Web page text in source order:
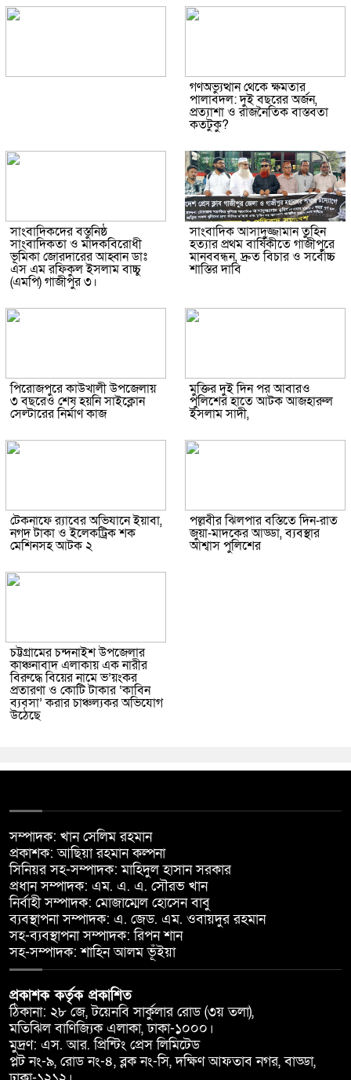
গণঅভ্যুত্থান থেকে ক্ষমতার
পালাবদল: দুই বছরের অর্জন,
প্রত্যাশা ও রাজনৈতিক বাস্তবতা
কতটুকু?
সাংবাদিকদের বস্তুনিষ্ঠ
সাংবাদিকতা ও মাদকবিরোধী
ভূমিকা জোরদারের আহ্বান ডাঃ
এস এম রফিকুল ইসলাম বাচ্চু
(এমপি) গাজীপুর ৩।
সাংবাদিক আসাদুজ্জামান তুহিন
হত্যার প্রথম বার্ষিকীতে গাজীপুরে
মানববন্ধন, দ্রুত বিচার ও সর্বোচ্চ
শাস্তির দাবি
পিরোজপুরে কাউখালী উপজেলায়
৩ বছরেও শেষ হয়নি সাইক্লোন
সেল্টারের নির্মাণ কাজ
মুক্তির দুই দিন পর আবারও
পুলিশের হাতে আটক আজহারুল
ইসলাম সাদী,
টেকনাফে র‌্যাবের অভিযানে ইয়াবা,
নগদ টাকা ও ইলেকট্রিক শক
মেশিনসহ আটক ২
পল্লবীর ঝিলপার বস্তিতে দিন-রাত
জুয়া-মাদকের আড্ডা, ব্যবস্থার
আশ্বাস পুলিশের
চট্টগ্রামের চন্দনাইশ উপজেলার
কাঞ্চনাবাদ এলাকায় এক নারীর
বিরুদ্ধে বিয়ের নামে ভ’য়ংকর
প্রতারণা ও কোটি টাকার ‘কাবিন
ব্যবসা’ করার চাঞ্চল্যকর অভিযোগ
উঠেছে
সম্পাদক: খান সেলিম রহমান
প্রকাশক: আছিয়া রহমান কল্পনা
সিনিয়র সহ-সম্পাদক: মাহিদুল হাসান সরকার
প্রধান সম্পাদক: এম. এ. এ. সৌরভ খান
নির্বাহী সম্পাদক: মোজাম্মেল হোসেন বাবু
ব্যবস্থাপনা সম্পাদক: এ. জেড. এম. ওবায়দুর রহমান
সহ-ব্যবস্থাপনা সম্পাদক: রিপন শান
সহ-সম্পাদক: শাহিন আলম ভূঁইয়া
প্রকাশক কর্তৃক প্রকাশিত
ঠিকানা: ২৮ জে, টয়েনবি সার্কুলার রোড (৩য় তলা),
মতিঝিল বাণিজ্যিক এলাকা, ঢাকা-১০০০।
মুদ্রণ: এস. আর. প্রিন্টিং প্রেস লিমিটেড
প্লট নং-৯, রোড নং-৪, ব্লক নং-সি, দক্ষিণ আফতাব নগর, বাড্ডা,